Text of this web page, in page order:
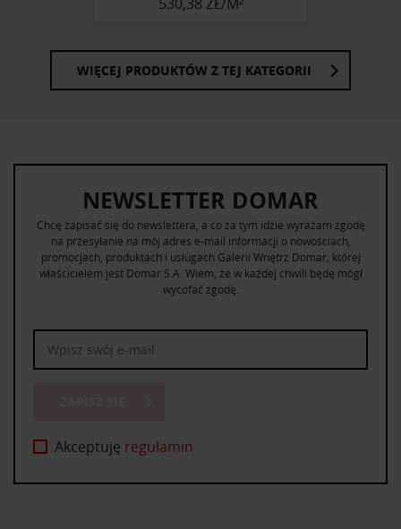
530,38 ZŁ/M²
WIĘCEJ PRODUKTÓW Z TEJ KATEGORII
NEWSLETTER DOMAR
Chcę zapisać się do newslettera, a co za tym idzie wyrażam zgodę
na przesyłanie na mój adres e-mail informacji o nowościach,
promocjach, produktach i usługach Galerii Wnętrz Domar, której
właścicielem jest Domar S.A. Wiem, że w każdej chwili będę mógł
wycofać zgodę.
Akceptuję regulamin